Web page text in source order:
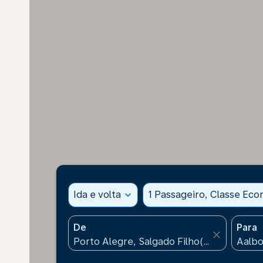
Ida e volta expand_more 1 Passageiro, Classe
De
close
Para